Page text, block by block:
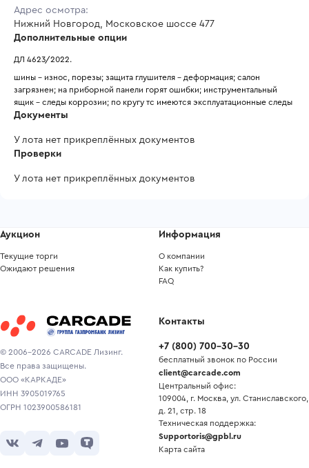
Адрес осмотра:
Нижний Новгород, Московское шоссе 477
Дополнительные опции
ДЛ 4623/2022.
шины - износ, порезы; защита глушителя - деформация; салон
загрязнен; на приборной панели горят ошибки; инструментальный
ящик - следы коррозии; по кругу тс имеются эксплуатационные следы
Документы
У лота нет прикреплённых документов
Проверки
У лота нет прикреплённых документов
© 2006-2026 CARCADE Лизинг.
Все права защищены.
ООО «КАРКАДЕ»
ИНН 3905019765
ОГРН 1023900586181
Аукцион
Текущие торги
Ожидают решения
Информация
О компании
Как купить?
FAQ
Контакты
+7 (800) 700-30-30
бесплатный звонок по России
client@carcade.com
Центральный офис:
109004, г. Москва, ул. Станиславского,
д. 21, стр. 18
Техническая поддержка:
Supportoris@gpbl.ru
Карта сайта